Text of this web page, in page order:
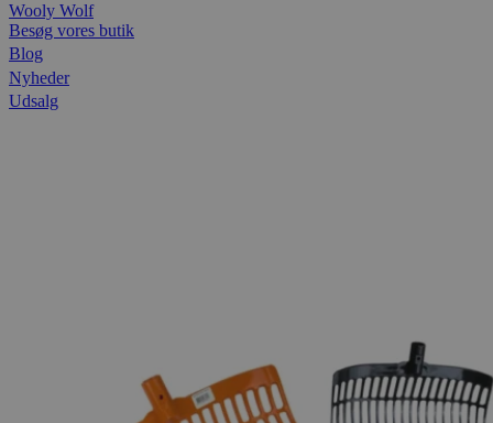
Wooly Wolf
Besøg vores butik
Blog
Nyheder
Udsalg